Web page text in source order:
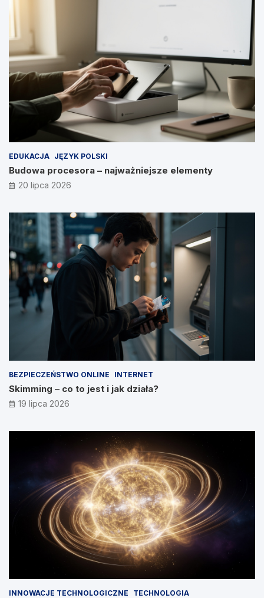
EDUKACJA JĘZYK POLSKI
Budowa procesora – najważniejsze elementy
20 lipca 2026
BEZPIECZEŃSTWO ONLINE INTERNET
Skimming – co to jest i jak działa?
19 lipca 2026
INNOWACJE TECHNOLOGICZNE TECHNOLOGIA